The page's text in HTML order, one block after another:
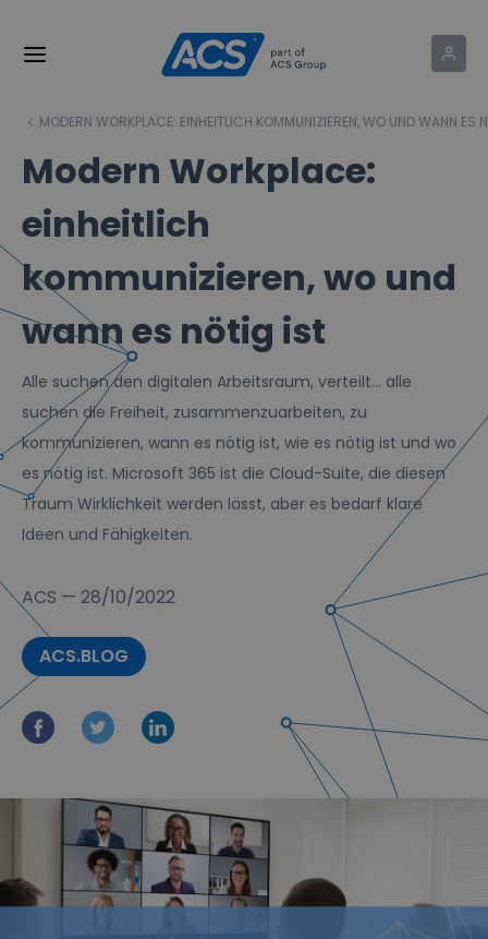
MODERN WORKPLACE: EINHEITLICH KOMMUNIZIEREN, WO UND WANN ES
Modern Workplace:
einheitlich
kommunizieren, wo und
wann es nötig ist
Alle suchen den digitalen Arbeitsraum, verteilt... alle
suchen die Freiheit, zusammenzuarbeiten, zu
kommunizieren, wann es nötig ist, wie es nötig ist und wo
es nötig ist. Microsoft 365 ist die Cloud-Suite, die diesen
Traum Wirklichkeit werden lässt, aber es bedarf klare
Ideen und Fähigkeiten.
ACS — 28/10/2022
ACS.BLOG